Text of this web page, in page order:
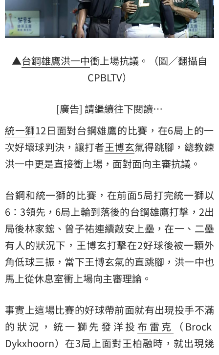
▲台鋼雄鷹洪一中衝上場抗議。（圖／翻攝自
CPBLTV）
[廣告] 請繼續往下閱讀…
統一獅12日面對台鋼雄鷹的比賽，在6局上的一
次好壞球判決，讓打者王博玄氣得跳腳，總教練
洪一中更是直接衝上場，面對面向主審抗議。
台鋼和統一獅的比賽，在前面5局打完統一獅以
6：3領先，6局上輪到落後的台鋼雄鷹打擊，2出
局後林家鋐、曾子祐連續敲安上壘，在一、二壘
有人的狀況下，王博玄打擊在2好球後被一顆外
角低球三振，當下王博玄氣的直跳腳，洪一中也
馬上從休息室衝上場向主審理論。
事實上這場比賽的好球帶前面就有出現投手不滿
的狀況，統一獅先發洋投 布雷克
（Brock
Dykxhoorn）在3局上面對王柏融時，就出現幾